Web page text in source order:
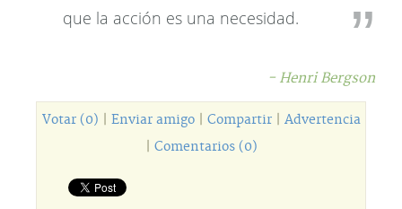
que la acción es una necesidad.
- Henri Bergson
Votar (0) Enviar amigo| Compartir| Advertencia
Comentarios (0)